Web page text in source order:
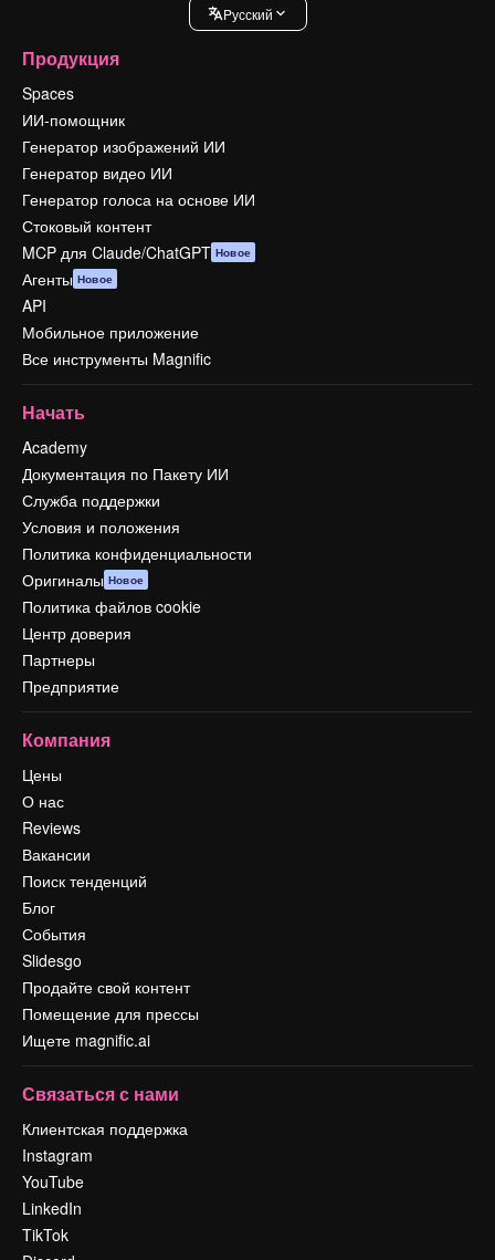
Pусский
Продукция
Spaces
ИИ-помощник
Генератор изображений ИИ
Генератор видео ИИ
Генератор голоса на основе ИИ
Стоковый контент
MCP для Claude/ChatGPT Новое
Агенты Новое
API
Мобильное приложение
Все инструменты Magnific
Начать
Academy
Документация по Пакету ИИ
Служба поддержки
Условия и положения
Политика конфиденциальности
Оригиналы Новое
Политика файлов cookie
Центр доверия
Партнеры
Предприятие
Компания
Цены
О нас
Reviews
Вакансии
Поиск тенденций
Блог
События
Slidesgo
Продайте свой контент
Помещение для прессы
Ищете magnific.ai
Связаться с нами
Клиентская поддержка
Instagram
YouTube
LinkedIn
TikTok